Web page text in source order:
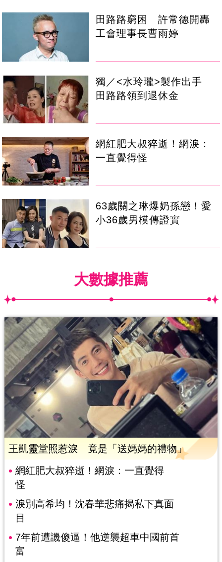
田路路窮困 許常德開轟
工會理事長曹雨婷
獨／<水玲瓏>製作出手
田路路領到退休金
網紅肥大叔猝逝！網淚：
一直覺得怪
63歲關之琳爆奶孫戀！愛
小36歲男模傳證實
大數據推薦
王凱靈堂照惹淚 竟是「送媽媽的禮物」
網紅肥大叔猝逝！網淚：一直覺得
怪
淚別高希均！沈春華悲痛揭私下真面
目
7年前遭譏傻逼！他逆襲超車中國前首
富